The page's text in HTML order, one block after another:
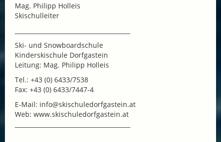
Mag. Philipp Holleis
Skischulleiter
Ski- und Snowboardschule
Kinderskischule Dorfgastein
Leitung: Mag. Philipp Holleis
Tel.: +43 (0) 6433/7538
Fax: +43 (0) 6433/7447-4
E-Mail: info@skischuledorfgastein.at
Web: www.skischuledorfgastein.at